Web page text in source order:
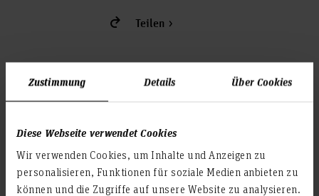
Zustimmung Details Über Cookies
Diese Webseite verwendet Cookies
Wir verwenden Cookies, um Inhalte und Anzeigen zu
personalisieren, Funktionen für soziale Medien anbieten zu
können und die Zugriffe auf unsere Website zu analysieren.
Teilen
Veranstal­tungs­ort
Blumhardtstraße 2
30625 Hannover
Deutschland
3F.0.06